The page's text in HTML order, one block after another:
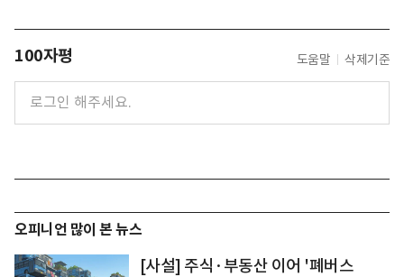
100자평 도움말 삭제기준
오피니언 많이 본 뉴스
[사설] 주식·부동산 이어 '폐버스